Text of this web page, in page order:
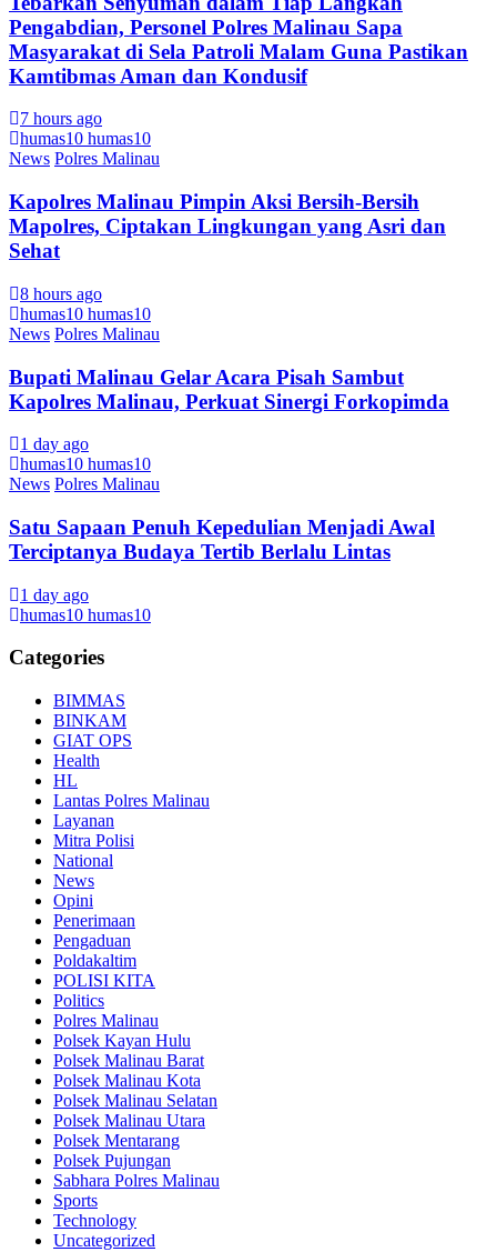
Pengabdian, Personel Polres Malinau Sapa
Masyarakat di Sela Patroli Malam Guna Pastikan
Kamtibmas Aman dan Kondusif
7 hours ago
humas10 humas10
News Polres Malinau
Kapolres Malinau Pimpin Aksi Bersih-Bersih
Mapolres, Ciptakan Lingkungan yang Asri dan
Sehat
8 hours ago
humas10 humas10
News Polres Malinau
Bupati Malinau Gelar Acara Pisah Sambut
Kapolres Malinau, Perkuat Sinergi Forkopimda
1 day ago
humas10 humas10
News Polres Malinau
Satu Sapaan Penuh Kepedulian Menjadi Awal
Terciptanya Budaya Tertib Berlalu Lintas
1 day ago
humas10 humas10
Categories
BIMMAS
BINKAM
GIAT OPS
Health
HL
Lantas Polres Malinau
Layanan
Mitra Polisi
National
News
Opini
Penerimaan
Pengaduan
Poldakaltim
POLISI KITA
Politics
Polres Malinau
Polsek Kayan Hulu
Polsek Malinau Barat
Polsek Malinau Kota
Polsek Malinau Selatan
Polsek Malinau Utara
Polsek Mentarang
Polsek Pujungan
Sabhara Polres Malinau
Sports
Technology
Uncategorized